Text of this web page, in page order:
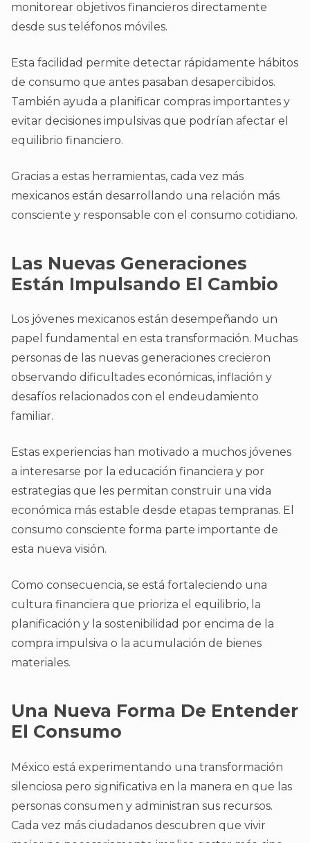
monitorear objetivos financieros directamente
desde sus teléfonos móviles.
Esta facilidad permite detectar rápidamente hábitos
de consumo que antes pasaban desapercibidos.
También ayuda a planificar compras importantes y
evitar decisiones impulsivas que podrían afectar el
equilibrio financiero.
Gracias a estas herramientas, cada vez más
mexicanos están desarrollando una relación más
consciente y responsable con el consumo cotidiano.
Las Nuevas Generaciones
Están Impulsando El Cambio
Los jóvenes mexicanos están desempeñando un
papel fundamental en esta transformación. Muchas
personas de las nuevas generaciones crecieron
observando dificultades económicas, inflación y
desafíos relacionados con el endeudamiento
familiar.
Estas experiencias han motivado a muchos jóvenes
a interesarse por la educación financiera y por
estrategias que les permitan construir una vida
económica más estable desde etapas tempranas. El
consumo consciente forma parte importante de
esta nueva visión.
Como consecuencia, se está fortaleciendo una
cultura financiera que prioriza el equilibrio, la
planificación y la sostenibilidad por encima de la
compra impulsiva o la acumulación de bienes
materiales.
Una Nueva Forma De Entender
El Consumo
México está experimentando una transformación
silenciosa pero significativa en la manera en que las
personas consumen y administran sus recursos.
Cada vez más ciudadanos descubren que vivir